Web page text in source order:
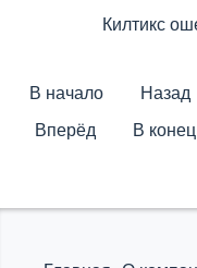
Килтикс
В начало Назад
Вперёд
В конец